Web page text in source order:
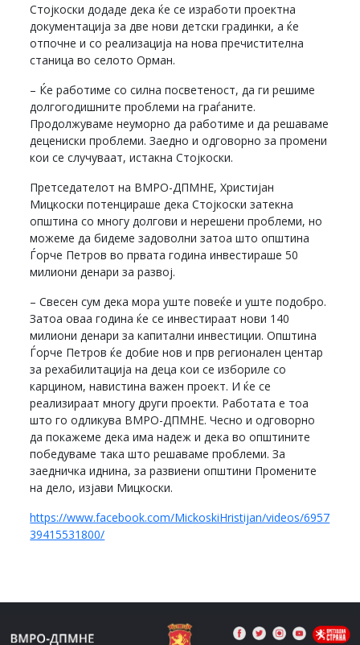
Стојкоски додаде дека ќе се изработи проектна
документација за две нови детски градинки, а ќе
отпочне и со реализација на нова пречистителна
станица во селото Орман.
– Ќе работиме со силна посветеност, да ги решиме
долгогодишните проблеми на граѓаните.
Продолжуваме неуморно да работиме и да решаваме
децениски проблеми. Заедно и одговорно за промени
кои се случуваат, истакна Стојкоски.
Претседателот на ВМРО-ДПМНЕ, Христијан
Мицкоски потенцираше дека Стојкоски затекна
општина со многу долгови и нерешени проблеми, но
можеме да бидеме задоволни затоа што општина
Ѓорче Петров во првата година инвестираше 50
милиони денари за развој.
– Свесен сум дека мора уште повеќе и уште подобро.
Затоа оваа година ќе се инвестираат нови 140
милиони денари за капитални инвестиции. Општина
Ѓорче Петров ќе добие нов и прв регионален центар
за рехабилитација на деца кои се избориле со
карцином, навистина важен проект. И ќе се
реализираат многу други проекти. Работата е тоа
што го одликува ВМРО-ДПМНЕ. Чесно и одговорно
да покажеме дека има надеж и дека во општините
победуваме така што решаваме проблеми. За
заедничка иднина, за развиени општини Промените
на дело, изјави Мицкоски.
https://www.facebook.com/MickoskiHristijan/videos/6957
39415531800/